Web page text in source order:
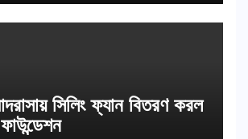
সিলিং ফ্যান বিতরণ করল